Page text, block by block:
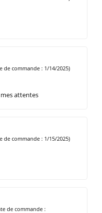
de commande : 1/14/2025)
attentes
de commande : 1/15/2025)
de commande :